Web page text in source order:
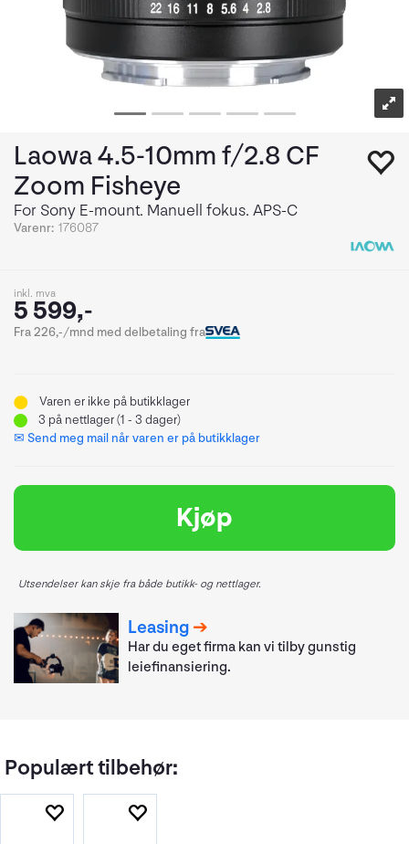
Laowa 4.5-10mm f/2.8 CF
Zoom Fisheye
For Sony E-mount. Manuell fokus. APS-C
Varenr: 176087
inkl. mva
5 599,-
Fra 226,-/mnd med delbetaling fra
Varen er ikke på butikklager
3 på nettlager (1 - 3 dager)
✉ Send meg mail når varen er på butikklager
Kjøp
Utsendelser kan skje fra både butikk- og nettlager.
Leasing
Har du eget firma kan vi tilby gunstig
leiefinansiering.
Populært tilbehør: